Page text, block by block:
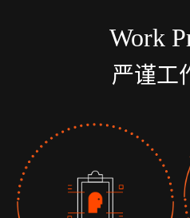
Work
严谨工